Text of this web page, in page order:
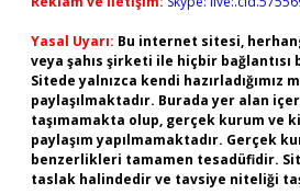
Yasal Uyarı: Bu internet sitesi,
veya şahıs şirketi ile hiçbir bağlantısı
Sitede yalnızca kendi hazırladığımız
paylaşılmaktadır. Burada yer alan
taşımamakta olup, gerçek kurum ve
paylaşım yapılmamaktadır. Gerçek
benzerlikleri tamamen tesadüfidir.
taslak halindedir ve tavsiye niteliği